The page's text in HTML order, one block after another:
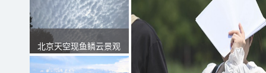
北京天空现鱼鳞云景观